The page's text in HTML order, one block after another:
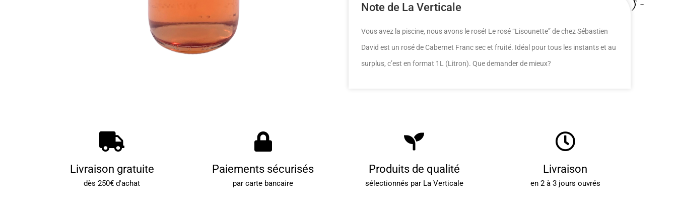
Note de La Verticale
Vous avez la piscine, nous avons le rosé! Le rosé “Lisounette” de chez Sébastien
David est un rosé de Cabernet Franc sec et fruité. Idéal pour tous les instants et au
surplus, c’est en format 1L (Litron). Que demander de mieux?
Livraison gratuite
dès 250€ d'achat
Paiements sécurisés
par carte bancaire
Produits de qualité
sélectionnés par La Verticale
Livraison
en 2 à 3 jours ouvrés